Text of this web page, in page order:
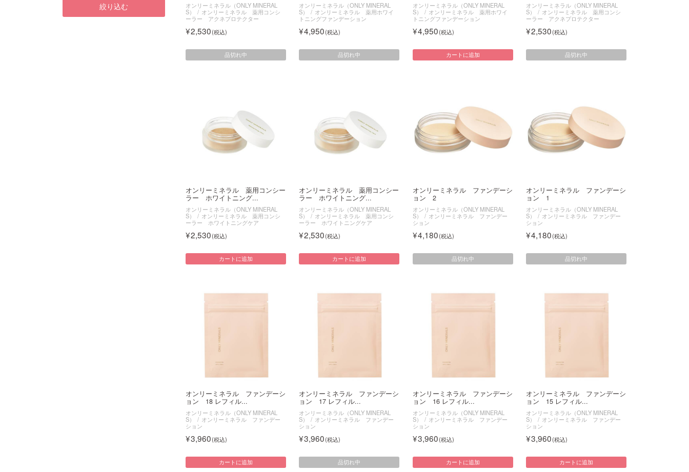
オンリーミネラル（ONLY MINERAL
S）
オンリーミネラル 薬用コンシ
ーラー アクネプロテクター
2,530
品切れ中
オンリーミネラル（ONLY MINERAL
S）
オンリーミネラル 薬用ホワイ
トニングファンデーション
4,950
品切れ中
オンリーミネラル（ONLY MINERAL
S）
オンリーミネラル 薬用ホワイ
トニングファンデーション
4,950
カートに追加
オンリーミネラル（ONLY MINERAL
S）
オンリーミネラル 薬用コンシ
ーラー アクネプロテクター
2,530
品切れ中
オンリーミネラル 薬用コンシー
ラー ホワイトニング...
オンリーミネラル（ONLY MINERAL
S）
オンリーミネラル 薬用コンシ
ーラー ホワイトニングケア
2,530
カートに追加
オンリーミネラル 薬用コンシー
ラー ホワイトニング...
オンリーミネラル（ONLY MINERAL
S）
オンリーミネラル 薬用コンシ
ーラー ホワイトニングケア
2,530
カートに追加
オンリーミネラル ファンデーシ
ョン 2
オンリーミネラル（ONLY MINERAL
S）
オンリーミネラル ファンデー
ション
4,180
品切れ中
オンリーミネラル ファンデーシ
ョン 1
オンリーミネラル（ONLY MINERAL
S）
オンリーミネラル ファンデー
ション
4,180
品切れ中
オンリーミネラル ファンデーシ
ョン 18 レフィル...
オンリーミネラル（ONLY MINERAL
S）
オンリーミネラル ファンデー
ション
3,960
カートに追加
オンリーミネラル ファンデーシ
ョン 17 レフィル...
オンリーミネラル（ONLY MINERAL
S）
オンリーミネラル ファンデー
ション
3,960
品切れ中
オンリーミネラル ファンデーシ
ョン 16 レフィル...
オンリーミネラル（ONLY MINERAL
S）
オンリーミネラル ファンデー
ション
3,960
カートに追加
オンリーミネラル ファンデーシ
ョン 15 レフィル...
オンリーミネラル（ONLY MINERAL
S）
オンリーミネラル ファンデー
ション
3,960
カートに追加
絞り込む